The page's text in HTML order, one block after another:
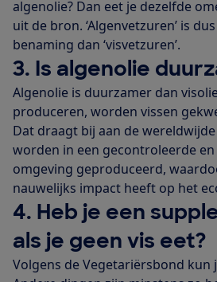
algenolie? Dan eet je dezelfde
uit de bron. ‘Algenvetzuren’ is
benaming dan ‘visvetzuren’.
3. Is algenolie
Algenolie is duurzamer dan
produceren, worden vissen
Dat draagt bij aan de
worden in een gecontroleerde
omgeving geproduceerd,
nauwelijks impact heeft op het
4. Heb je een
als je geen vis eet?
Volgens de Vegetariërsbond kun